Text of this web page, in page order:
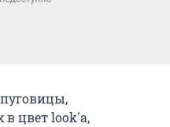
в цвет look'а,